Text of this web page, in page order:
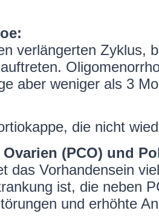
verlängerten Zyklus,
aber weniger als 3
die nicht
(PCO) und
das Vorhandensein
ist, die neben
und erhöhte